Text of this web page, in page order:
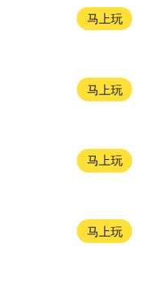
马上玩
马上玩
马上玩
马上玩